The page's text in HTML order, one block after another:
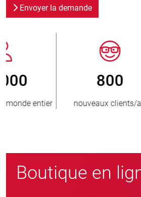
Envoyer la demande
nouveaux clients/an
Boutique en